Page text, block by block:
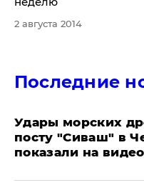
2 августа 2014
Последние
Удары морских
посту "Сиваш" в
показали на видео